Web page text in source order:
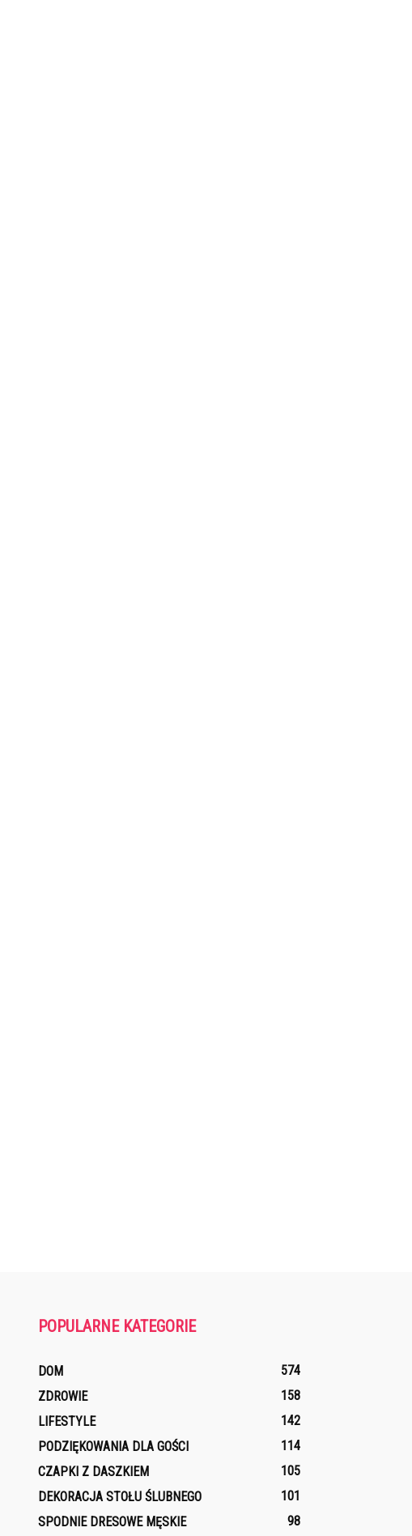
POPULARNE KATEGORIE
DOM
574
ZDROWIE
158
LIFESTYLE
142
PODZIĘKOWANIA DLA GOŚCI
114
CZAPKI Z DASZKIEM
105
DEKORACJA STOŁU ŚLUBNEGO
101
SPODNIE DRESOWE MĘSKIE
98